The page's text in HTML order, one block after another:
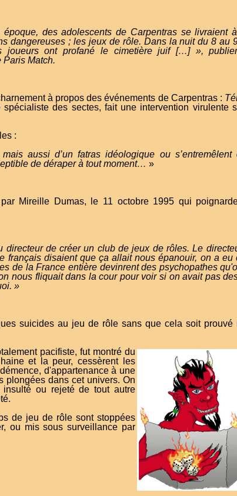
des adolescents de Carpentras se livraient
dangereuses ; les jeux de rôle. Dans la nuit du 8 au
joueurs ont profané le cimetière juif […] »,
Paris Match.
à propos des événements de Carpentras :
des sectes, fait une intervention virulente
:
aussi d’un fatras idéologique ou s’entremêlent
de déraper à tout moment… »
Mireille Dumas, le 11 octobre 1995 qui
de créer un club de jeux de rôles. Le
français disaient que ça allait nous épanouir, on a eu
de la France entière devinrent des psychopathes
nous fliquait dans la cour pour voir si on avait pas
»
suicides au jeu de rôle sans que cela soit prouvé
pacifiste, fut montré du
et la peur, cessèrent les
d'appartenance à une
plongées dans cet univers. On
ou rejeté de tout autre
de jeu de rôle sont stoppées
ou mis sous surveillance par